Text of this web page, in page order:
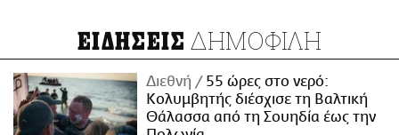
ΕΙΔΗΣΕΙΣ ΔΗΜΟΦΙΛΗ
Διεθνή
55 ώρες στο νερό:
Κολυμβητής διέσχισε τη Βαλτική
Θάλασσα από τη Σουηδία έως την